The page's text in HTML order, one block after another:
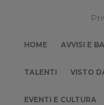
HOME AVVISI E
TALENTI VISTO
EVENTI E CULTURA